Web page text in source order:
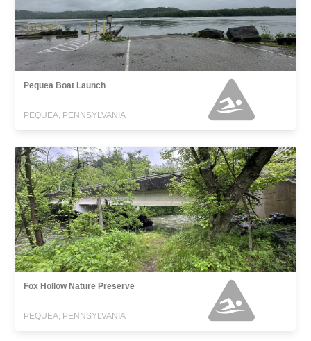
Pequea Boat Launch
PEQUEA, PENNSYLVANIA
Fox Hollow Nature Preserve
PEQUEA, PENNSYLVANIA